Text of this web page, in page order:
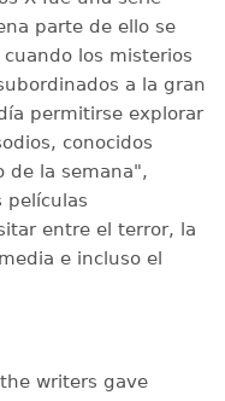
parte de ello se
los misterios
a la gran
permitirse explorar
conocidos
de la semana",
películas
entre el terror, la
e incluso el
writers gave